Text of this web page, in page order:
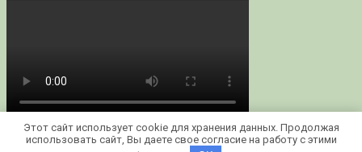
© 2026 Цветы и садовые растения
Карта сайта Контакты Политика конфиденциальности
Этот сайт использует cookie для хранения данных. Продолжая
использовать сайт, Вы даете свое согласие на работу с этими